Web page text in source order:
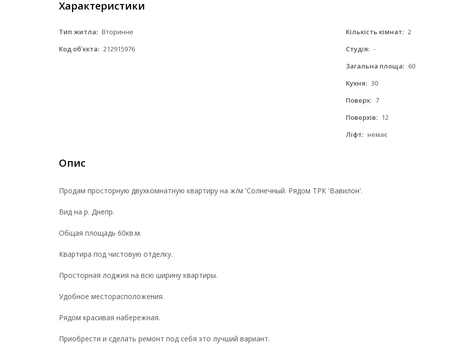
Характеристики
Тип житла: Вторинне
Код об'єкта: 212915976
Кількість кімнат: 2
Студія: -
Загальна площа: 60
Кухня: 30
Поверх: 7
Поверхів: 12
Ліфт: немає
Опис
Продам просторную двухкомнатную квартиру на ж/м 'Солнечный. Рядом ТРК 'Вавилон'.
Вид на р. Днепр.
Общая площадь 60кв.м.
Квартира под чистовую отделку.
Просторная лоджия на всю ширину квартиры.
Удобное месторасположения.
Рядом красивая набережная.
Приобрести и сделать ремонт под себя это лучший вариант.